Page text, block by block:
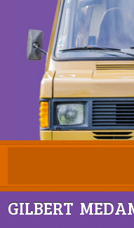
GILBERT